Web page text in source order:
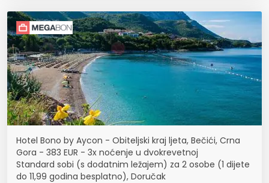
Hotel Bono by Aycon - Obiteljski kraj ljeta, Bečići, Crna
Gora - 383 EUR - 3x noćenje u dvokrevetnoj
Standard sobi (s dodatnim ležajem) za 2 osobe (1 dijete
do 11,99 godina besplatno), Doručak